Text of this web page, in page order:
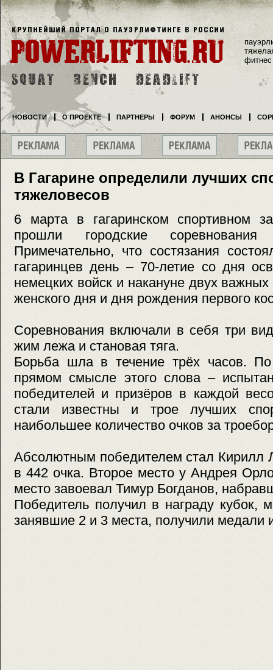
В Гагарине определили лучших
тяжеловесов
6 марта в гагаринском спортивном
прошли городские соревнования
Примечательно, что состязания
гагаринцев день – 70-летие со дня
немецких войск и накануне двух
женского дня и дня рождения первого
Соревнования включали в себя три
жим лежа и становая тяга.
Борьба шла в течение трёх часов.
прямом смысле этого слова –
победителей и призёров в каждой
стали известны и трое лучших
наибольшее количество очков за
Абсолютным победителем стал Кирилл
в 442 очка. Второе место у Андрея
место завоевал Тимур Богданов,
Победитель получил в награду кубок,
занявшие 2 и 3 места, получили медали
фитнес
НОВОСТИ О ПРОЕКТЕ ПАРТНЕРЫ ФОРУМ АНОНСЫ